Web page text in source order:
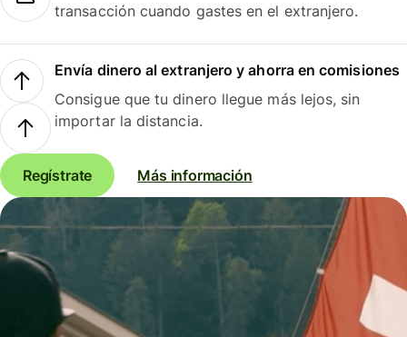
transacción cuando gastes en el extranjero.
Envía dinero al extranjero y ahorra en comisiones
Consigue que tu dinero llegue más lejos, sin
importar la distancia.
Regístrate Más información